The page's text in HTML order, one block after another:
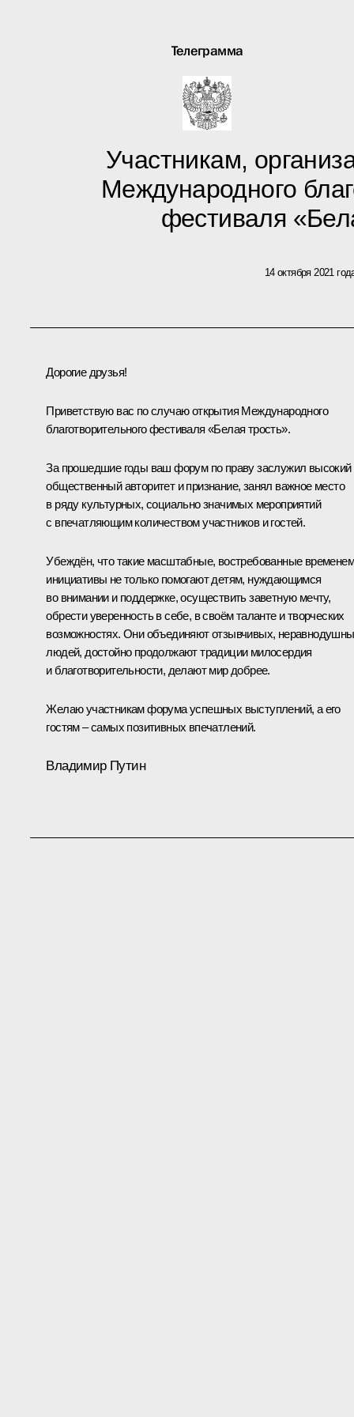
Телеграмма
Участникам,
Международного
фестиваля
14 октября 2021
Дорогие друзья!
Приветствую вас по случаю открытия Международного
благотворительного фестиваля «Белая трость».
За прошедшие годы ваш форум по праву заслужил высокий
общественный авторитет и признание, занял важное место
в ряду культурных, социально значимых мероприятий
с впечатляющим количеством участников и гостей.
Убеждён, что такие масштабные, востребованные временем
инициативы не только помогают детям, нуждающимся
во внимании и поддержке, осуществить заветную мечту,
обрести уверенность в себе, в своём таланте и творческих
возможностях. Они объединяют отзывчивых,
людей, достойно продолжают традиции милосердия
и благотворительности, делают мир добрее.
Желаю участникам форума успешных выступлений, а его
гостям – самых позитивных впечатлений.
Владимир Путин